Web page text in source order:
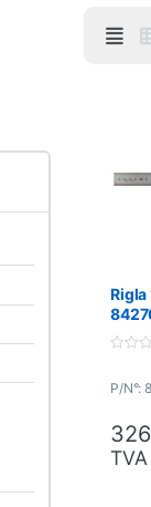
Rigla
u
f
5
P/N°:
TVA